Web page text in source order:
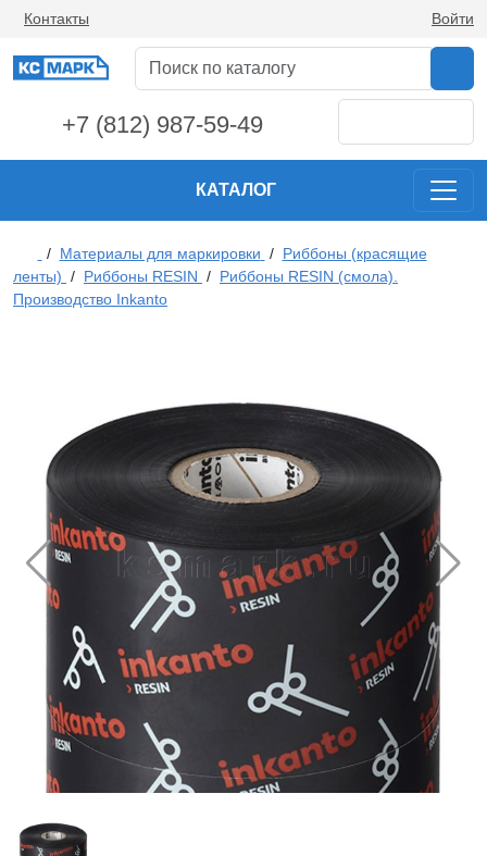
Контакты Войти
+7 (812) 987-59-49
КАТАЛОГ
/ Материалы для маркировки / Риббоны (красящие
ленты) / Риббоны RESIN / Риббоны RESIN (смола).
Производство Inkanto